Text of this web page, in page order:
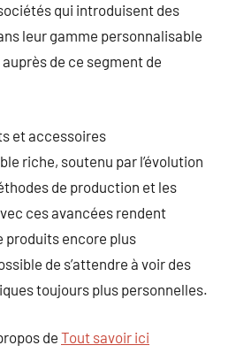
qui introduisent des
leur gamme personnalisable
de ce segment de
et accessoires
riche, soutenu par l’évolution
de production et les
ces avancées rendent
produits encore plus
de s’attendre à voir des
toujours plus personnelles.
de Tout savoir ici